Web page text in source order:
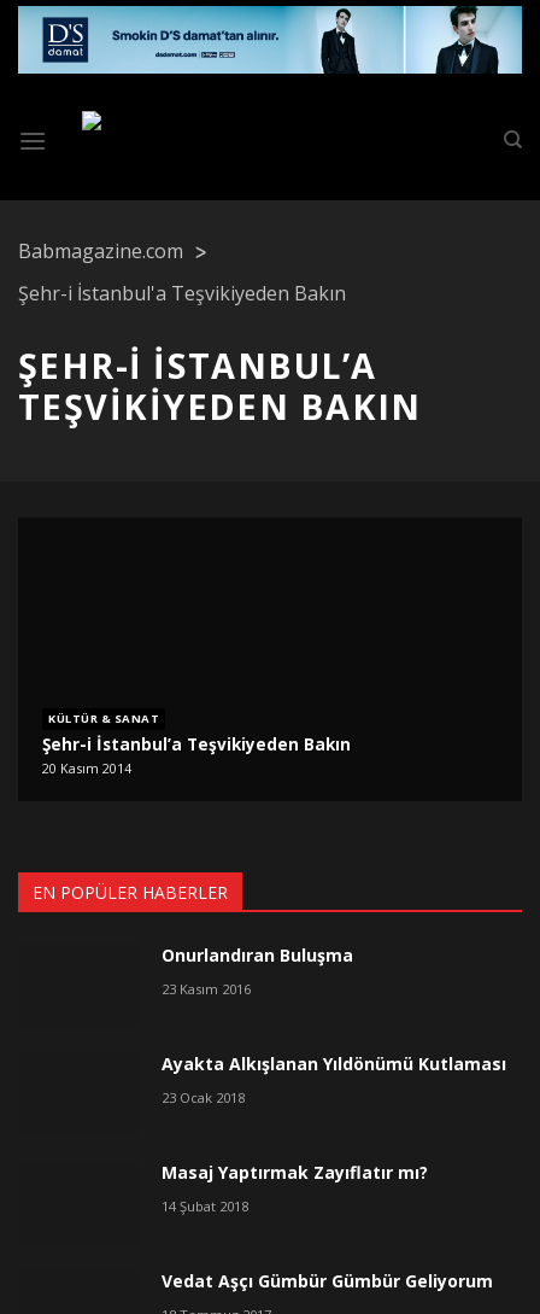
Skip
content
Babmagazine.com
Şehr-i İstanbul'a Teşvikiyeden Bakın
ŞEHR-I İSTANBUL’A
TEŞVIKIYEDEN BAKIN
KÜLTÜR & SANAT
Şehr-i İstanbul’a Teşvikiyeden Bakın
20 Kasım 2014
EN POPÜLER HABERLER
Onurlandıran Buluşma
23 Kasım 2016
Ayakta Alkışlanan Yıldönümü Kutlaması
23 Ocak 2018
Masaj Yaptırmak Zayıflatır mı?
14 Şubat 2018
Vedat Aşçı Gümbür Gümbür Geliyorum